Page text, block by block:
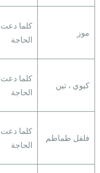
موز
كلما دعت
الحاجة
كيوي ، تين
كلما دعت
الحاجة
فلفل طماطم
كلما دعت
الحاجة